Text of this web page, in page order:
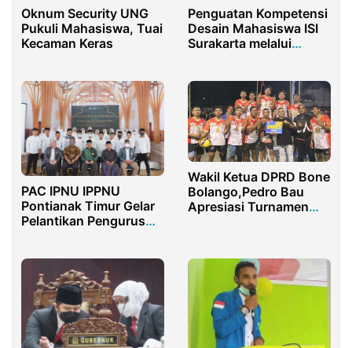
Oknum Security UNG
Pukuli Mahasiswa, Tuai
Kecaman Keras
Penguatan Kompetensi
Desain Mahasiswa ISI
Surakarta melalui
PAC IPNU IPPNU
Pontianak Timur Gelar
Pelantikan Pengurus
Wakil Ketua DPRD Bone
Bolango,Pedro Bau
Apresiasi Turnamen